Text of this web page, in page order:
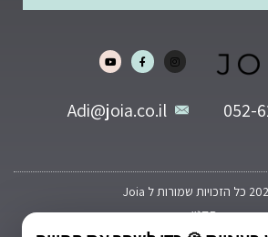
Adi@joia.co.il
תקנון